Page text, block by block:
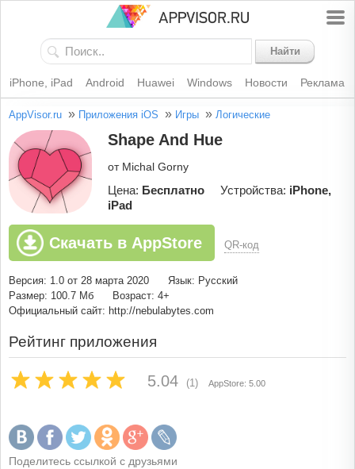
Найти
iPhone, iPad Android Huawei Windows Новости Реклама
AppVisor.ru » Приложения iOS » Игры » Логические
Shape And Hue
от Michal Gorny
Цена: Бесплатно Устройства: iPhone,
iPad
Скачать в AppStore QR-код
Версия: 1.0 от 28 марта 2020
Язык: Русский
Размер: 100.7 Мб
Возраст: 4+
Официальный сайт: http://nebulabytes.com
Рейтинг приложения
5.04 (1) AppStore: 5.00
Поделитесь ссылкой с друзьями